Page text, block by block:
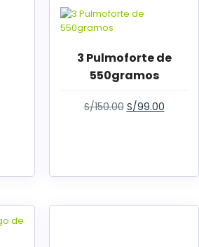
3 Pulmoforte de
550gramos
S/150.00 S/99.00